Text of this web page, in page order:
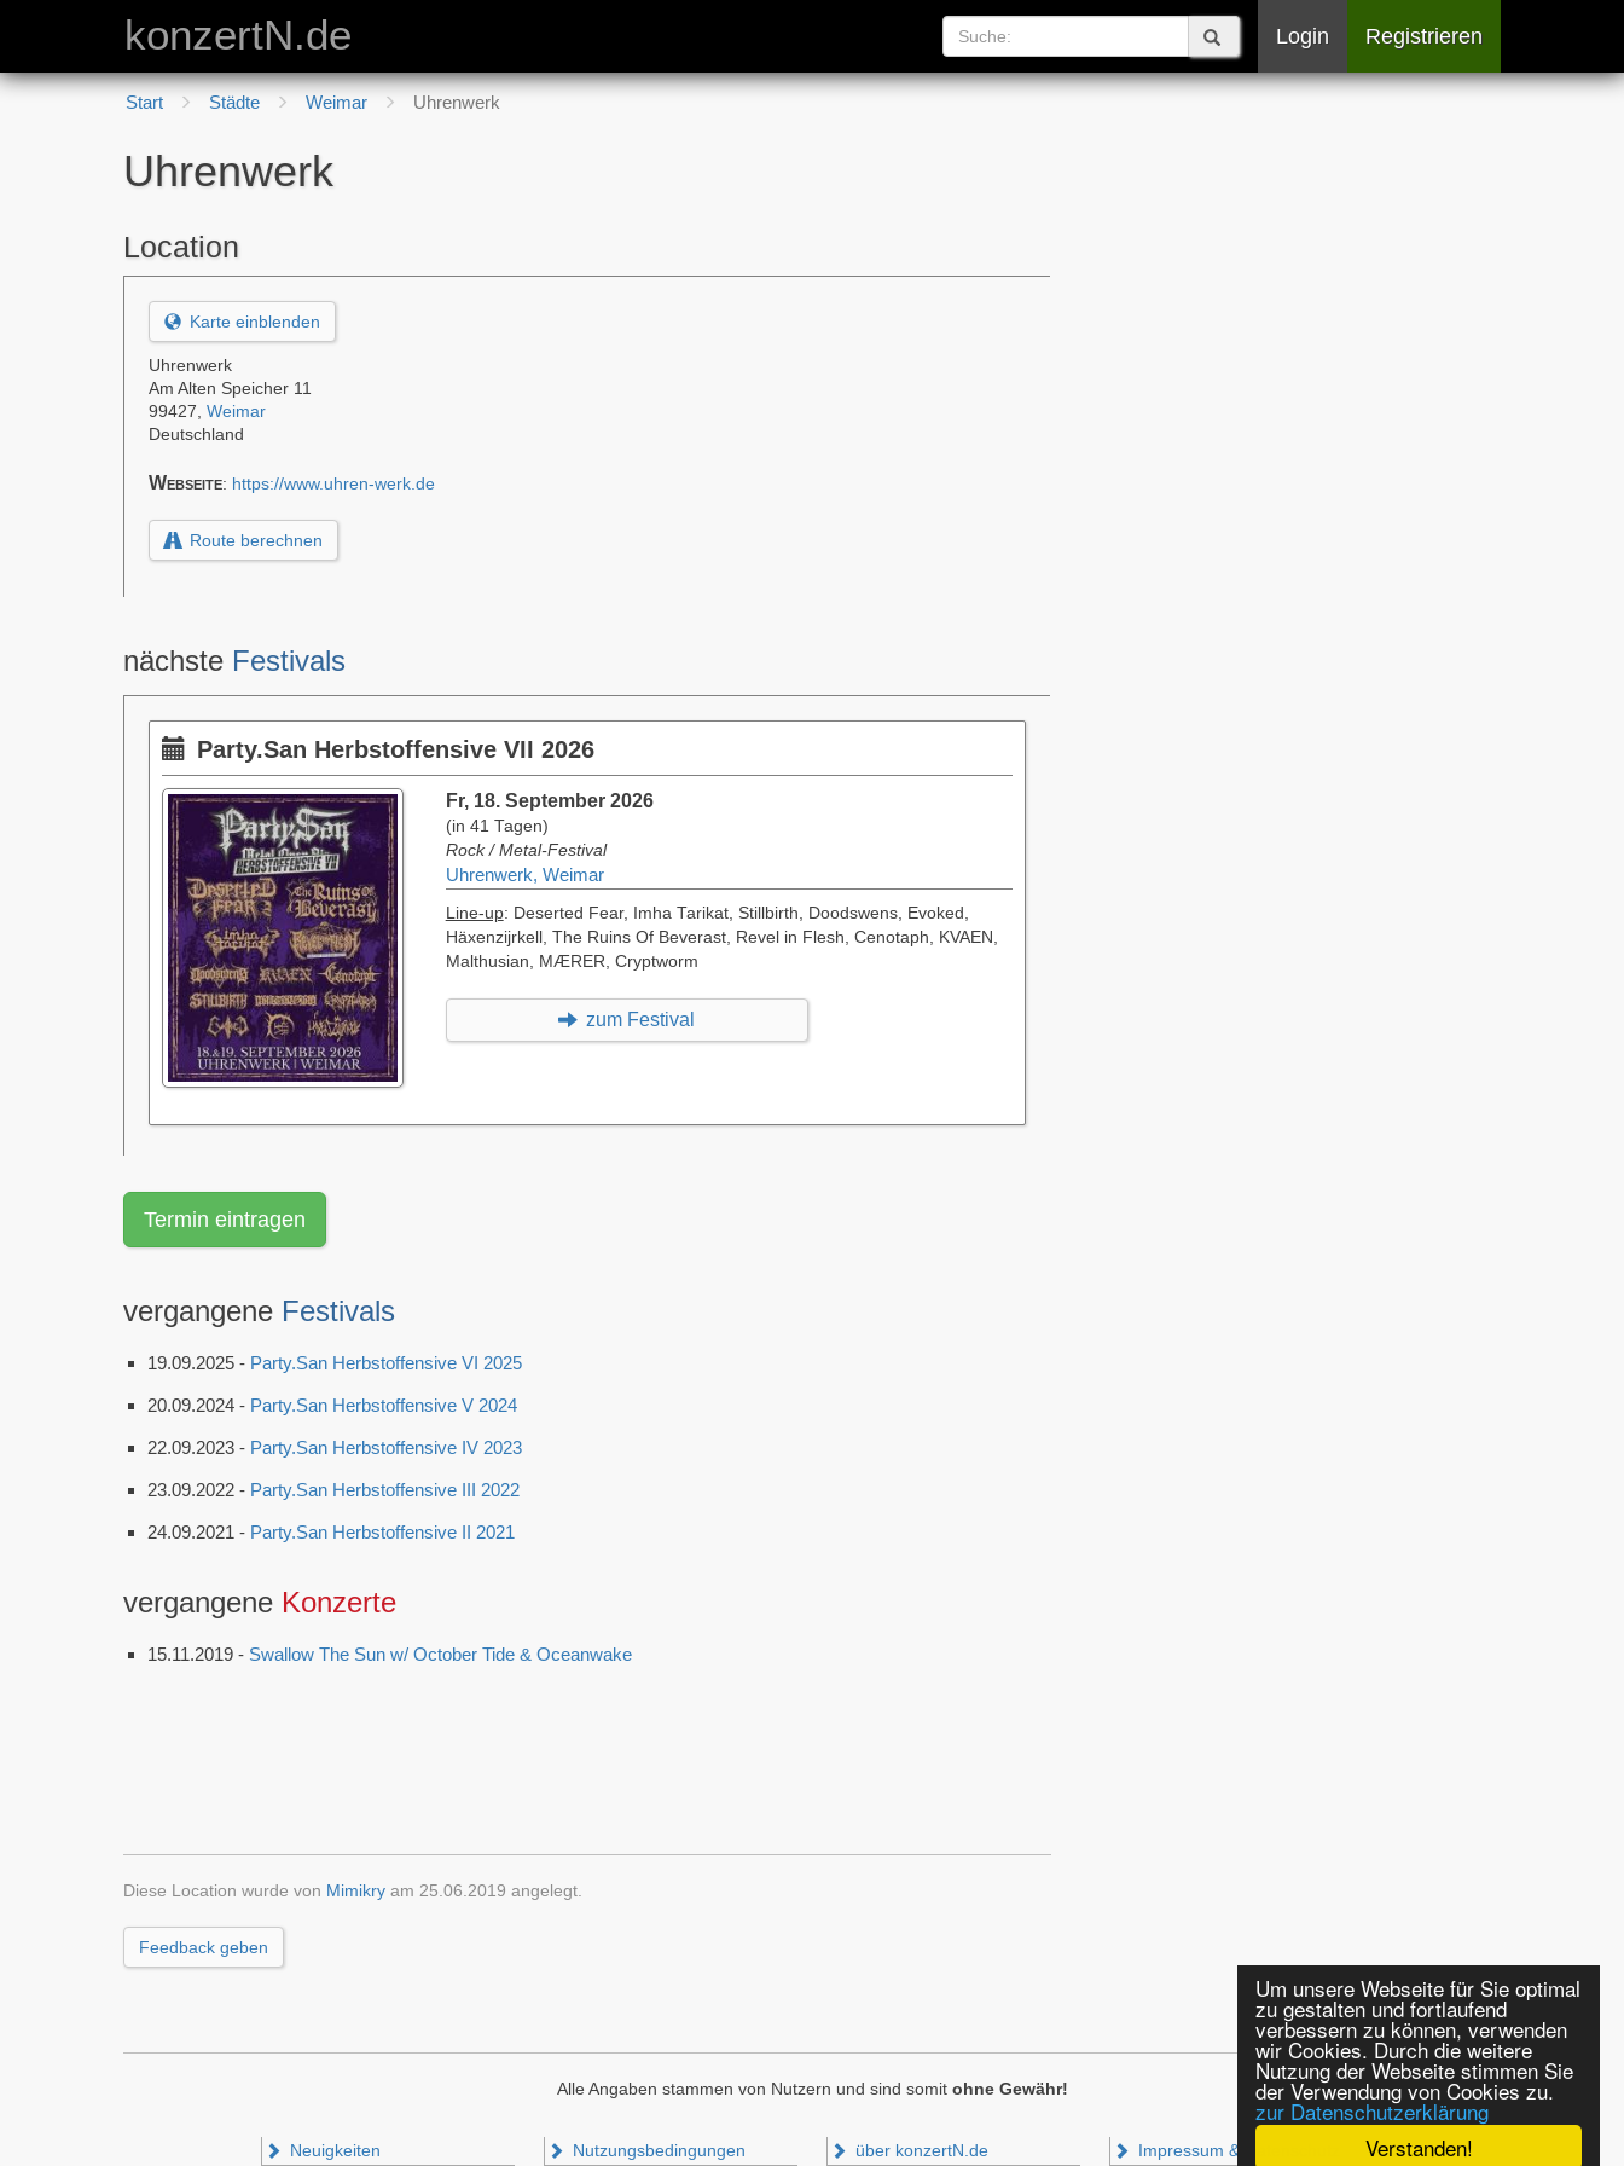
Verstanden!
Um unsere Webseite für Sie optimal
zu gestalten und fortlaufend
verbessern zu können, verwenden
wir Cookies. Durch die weitere
Nutzung der Webseite stimmen Sie
der Verwendung von Cookies zu.
zur Datenschutzerklärung
konzertN.de Login Registrieren
Start Städte Weimar Uhrenwerk
Uhrenwerk
Location
Karte einblenden
Uhrenwerk
Am Alten Speicher 11
99427, Weimar
Deutschland
Webseite: https://www.uhren-werk.de
Route berechnen
nächste Festivals
Party.San Herbstoffensive VII 2026
Fr, 18. September 2026
(in 41 Tagen)
Rock / Metal-Festival
Uhrenwerk, Weimar
Line-up: Deserted Fear, Imha Tarikat, Stillbirth, Doodswens, Evoked,
Häxenzijrkell, The Ruins Of Beverast, Revel in Flesh, Cenotaph, KVAEN,
Malthusian, MÆRER, Cryptworm
zum Festival
Termin eintragen
vergangene Festivals
19.09.2025 - Party.San Herbstoffensive VI 2025
20.09.2024 - Party.San Herbstoffensive V 2024
22.09.2023 - Party.San Herbstoffensive IV 2023
23.09.2022 - Party.San Herbstoffensive III 2022
24.09.2021 - Party.San Herbstoffensive II 2021
vergangene Konzerte
15.11.2019 - Swallow The Sun w/ October Tide & Oceanwake
Diese Location wurde von Mimikry am 25.06.2019 angelegt.
Feedback geben
Alle Angaben stammen von Nutzern und sind somit ohne Gewähr!
Neuigkeiten Nutzungsbedingungen über konzertN.de Impressum & Datenschutz